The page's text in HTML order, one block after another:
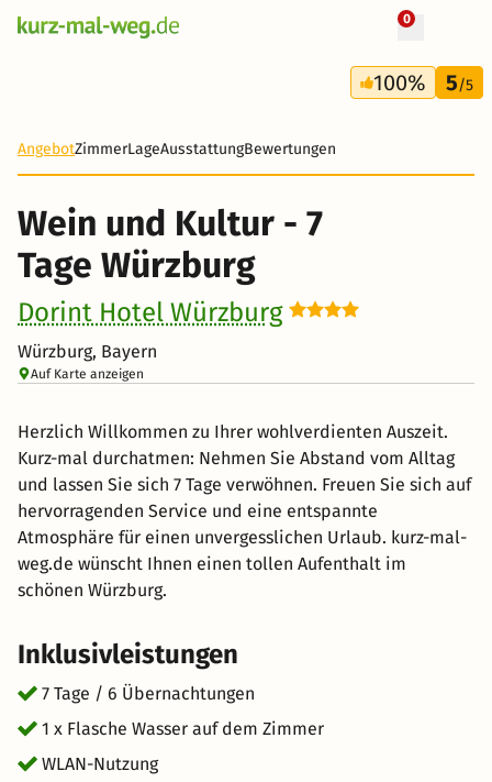
0
7 Tage
380 €
+ 107 Fotos
100% 5/5
AngebotZimmerLageAusstattungBewertungen
Wein und Kultur - 7
Tage Würzburg
Dorint Hotel Würzburg
Würzburg, Bayern
Auf Karte anzeigen
Herzlich Willkommen zu Ihrer wohlverdienten Auszeit.
Kurz-mal durchatmen: Nehmen Sie Abstand vom Alltag
und lassen Sie sich 7 Tage verwöhnen. Freuen Sie sich auf
hervorragenden Service und eine entspannte
Atmosphäre für einen unvergesslichen Urlaub. kurz-mal-
weg.de wünscht Ihnen einen tollen Aufenthalt im
schönen Würzburg.
Inklusivleistungen
7 Tage / 6 Übernachtungen
1 x Flasche Wasser auf dem Zimmer
WLAN-Nutzung